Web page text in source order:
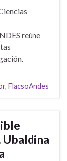
reúne
, FlacsoAndes